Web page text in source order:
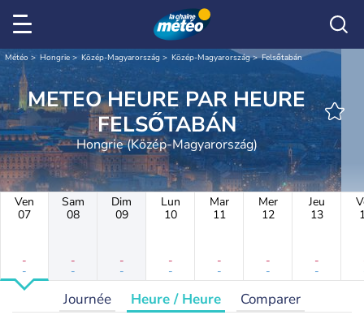
Météo Hongrie Közép-Magyarország Közép-Magyarország Felsőtabán
METEO HEURE PAR HEURE
FELSŐTABÁN
Hongrie (Közép-Magyarország)
Ven
07
-
-
Sam
08
-
-
Dim
09
-
-
Lun
10
-
-
Mar
11
-
-
Mer
12
-
-
Jeu
13
-
-
Journée Heure / Heure Comparer